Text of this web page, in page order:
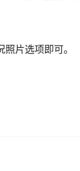
片选项即可。